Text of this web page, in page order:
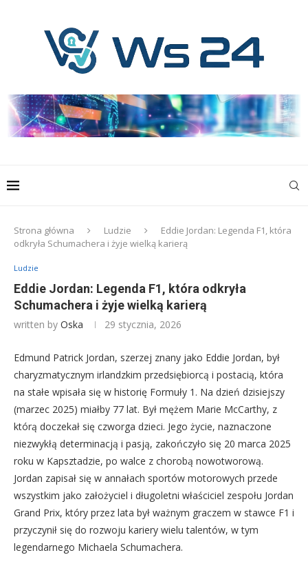
Strona główna Ludzie
Eddie Jordan: Legenda F1, która
odkryła Schumachera i żyje wielką karierą
Ludzie
Eddie Jordan: Legenda F1, która odkryła
Schumachera i żyje wielką karierą
written by Oska 29 stycznia, 2026
Edmund Patrick Jordan, szerzej znany jako Eddie Jordan, był
charyzmatycznym irlandzkim przedsiębiorcą i postacią, która
na stałe wpisała się w historię Formuły 1. Na dzień dzisiejszy
(marzec 2025) miałby 77 lat. Był mężem Marie McCarthy, z
którą doczekał się czworga dzieci. Jego życie, naznaczone
niezwykłą determinacją i pasją, zakończyło się 20 marca 2025
roku w Kapsztadzie, po walce z chorobą nowotworową.
Jordan zapisał się w annałach sportów motorowych przede
wszystkim jako założyciel i długoletni właściciel zespołu Jordan
Grand Prix, który przez lata był ważnym graczem w stawce F1 i
przyczynił się do rozwoju kariery wielu talentów, w tym
legendarnego Michaela Schumachera.